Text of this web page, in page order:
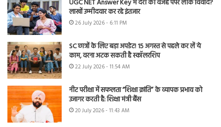
UGC NET Answer Key में देरी की वजह पेपर लीक विवाद?
लाखों उम्मीदवार कर रहे इंतजार
26 July 2026 - 6:11 PM
SC छात्रों के लिए बड़ा अपडेट! 15 अगस्त से पहले कर लें ये
काम, वरना अटक सकती है स्कॉलरशिप
22 July 2026 - 11:54 AM
नीट परीक्षा में सफलता “शिक्षा क्रांति” के व्यापक प्रभाव को
उजागर करती है: शिक्षा मंत्री बैंस
20 July 2026 - 11:43 AM